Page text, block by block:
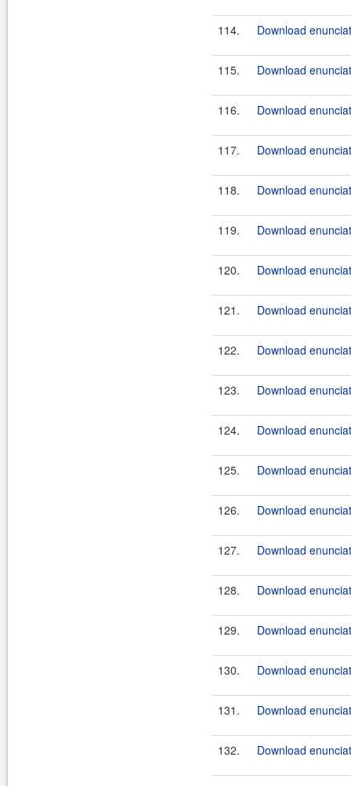
114. Download
115. Download
116. Download
117. Download
118. Download
119. Download
120. Download
121. Download
122. Download
123. Download
124. Download
125. Download
126. Download
127. Download
128. Download
129. Download
130. Download
131. Download
132. Download